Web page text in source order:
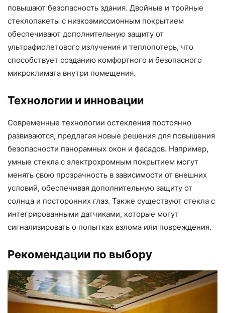
повышают безопасность здания. Двойные и тройные
стеклопакеты с низкоэмиссионным покрытием
обеспечивают дополнительную защиту от
ультрафиолетового излучения и теплопотерь, что
способствует созданию комфортного и безопасного
микроклимата внутри помещения.
Технологии и инновации
Современные технологии остекления постоянно
развиваются, предлагая новые решения для повышения
безопасности панорамных окон и фасадов. Например,
умные стекла с электрохромным покрытием могут
менять свою прозрачность в зависимости от внешних
условий, обеспечивая дополнительную защиту от
солнца и посторонних глаз. Также существуют стекла с
интегрированными датчиками, которые могут
сигнализировать о попытках взлома или повреждения.
Рекомендации по выбору